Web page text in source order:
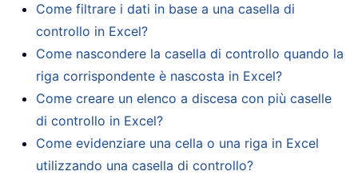
Come filtrare i dati in base a una casella di
controllo in Excel?
Come nascondere la casella di controllo quando la
riga corrispondente è nascosta in Excel?
Come creare un elenco a discesa con più caselle
di controllo in Excel?
Come evidenziare una cella o una riga in Excel
utilizzando una casella di controllo?